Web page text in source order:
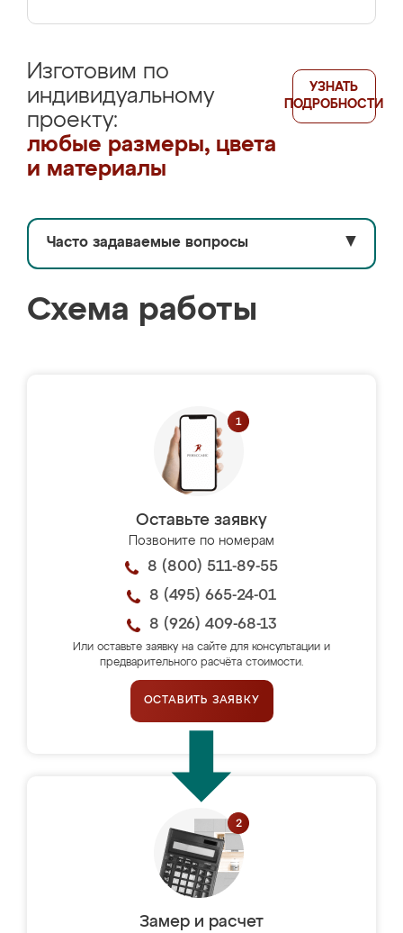
Изготовим по
индивидуальному
проекту:
любые размеры, цвета
и материалы
УЗНАТЬ
ПОДРОБНОСТИ
Часто задаваемые вопросы ▼
Схема работы
Оставьте заявку
Позвоните по номерам
8 (800) 511-89-55
8 (495) 665-24-01
8 (926) 409-68-13
Или оставьте заявку на сайте для консультации и
предварительного расчёта стоимости.
ОСТАВИТЬ ЗАЯВКУ
Замер и расчет